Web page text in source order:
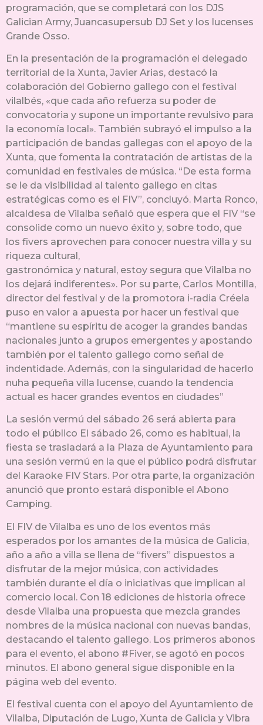
programación, que se completará con los DJS
Galician Army, Juancasupersub DJ Set y los lucenses
Grande Osso.
En la presentación de la programación el delegado
territorial de la Xunta, Javier Arias, destacó la
colaboración del Gobierno gallego con el festival
vilalbés, «que cada año refuerza su poder de
convocatoria y supone un importante revulsivo para
la economía local». También subrayó el impulso a la
participación de bandas gallegas con el apoyo de la
Xunta, que fomenta la contratación de artistas de la
comunidad en festivales de música. “De esta forma
se le da visibilidad al talento gallego en citas
estratégicas como es el FIV”, concluyó. Marta Ronco,
alcaldesa de Vilalba señaló que espera que el FIV “se
consolide como un nuevo éxito y, sobre todo, que
los fivers aprovechen para conocer nuestra villa y su
riqueza cultural,
gastronómica y natural, estoy segura que Vilalba no
los dejará indiferentes». Por su parte, Carlos Montilla,
director del festival y de la promotora i-radia Créela
puso en valor a apuesta por hacer un festival que
“mantiene su espíritu de acoger la grandes bandas
nacionales junto a grupos emergentes y apostando
también por el talento gallego como señal de
indentidade. Además, con la singularidad de hacerlo
nuha pequeña villa lucense, cuando la tendencia
actual es hacer grandes eventos en ciudades”
La sesión vermú del sábado 26 será abierta para
todo el público El sábado 26, como es habitual, la
fiesta se trasladará a la Plaza de Ayuntamiento para
una sesión vermú en la que el público podrá disfrutar
del Karaoke FIV Stars. Por otra parte, la organización
anunció que pronto estará disponible el Abono
Camping.
El FIV de Vilalba es uno de los eventos más
esperados por los amantes de la música de Galicia,
año a año a villa se llena de “fivers” dispuestos a
disfrutar de la mejor música, con actividades
también durante el día o iniciativas que implican al
comercio local. Con 18 ediciones de historia ofrece
desde Vilalba una propuesta que mezcla grandes
nombres de la música nacional con nuevas bandas,
destacando el talento gallego. Los primeros abonos
para el evento, el abono #Fiver, se agotó en pocos
minutos. El abono general sigue disponible en la
página web del evento.
El festival cuenta con el apoyo del Ayuntamiento de
Vilalba, Diputación de Lugo, Xunta de Galicia y Vibra